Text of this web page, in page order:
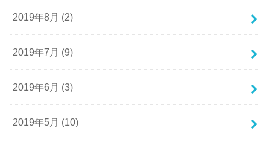
2019年8月 (2)
2019年7月 (9)
2019年6月 (3)
2019年5月 (10)